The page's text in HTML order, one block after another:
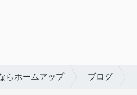
らホームアップ ブログ